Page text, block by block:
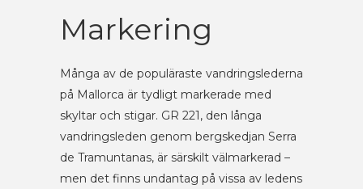
Markering
Många av de populäraste vandringslederna
på Mallorca är tydligt markerade med
skyltar och stigar. GR 221, den långa
vandringsleden genom bergskedjan Serra
de Tramuntanas, är särskilt välmarkerad –
men det finns undantag på vissa av ledens